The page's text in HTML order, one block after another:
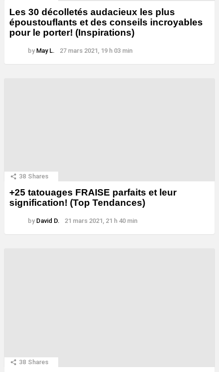
Les 30 décolletés audacieux les plus
époustouflants et des conseils incroyables
pour le porter! (Inspirations)
by May L. 27 mars 2021, 19 h 03 min
38 Shares
+25 tatouages ​​FRAISE parfaits et leur
signification! (Top Tendances)
by David D. 21 mars 2021, 21 h 40 min
38 Shares